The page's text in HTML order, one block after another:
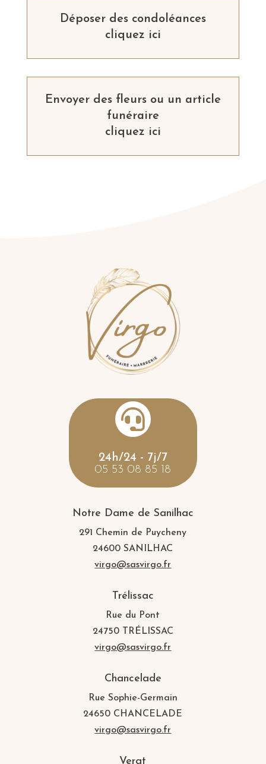
Déposer des condoléances
cliquez ici
Envoyer des fleurs ou un article
funéraire
cliquez ici

24h/24 - 7j/7
05 53 08 85 18
Notre Dame de Sanilhac
291 Chemin de Puycheny
24600 SANILHAC
virgo@sasvirgo.fr
Trélissac
Rue du Pont
24750 TRÉLISSAC
virgo@sasvirgo.fr
Chancelade
Rue Sophie-Germain
24650 CHANCELADE
virgo@sasvirgo.fr
Vergt